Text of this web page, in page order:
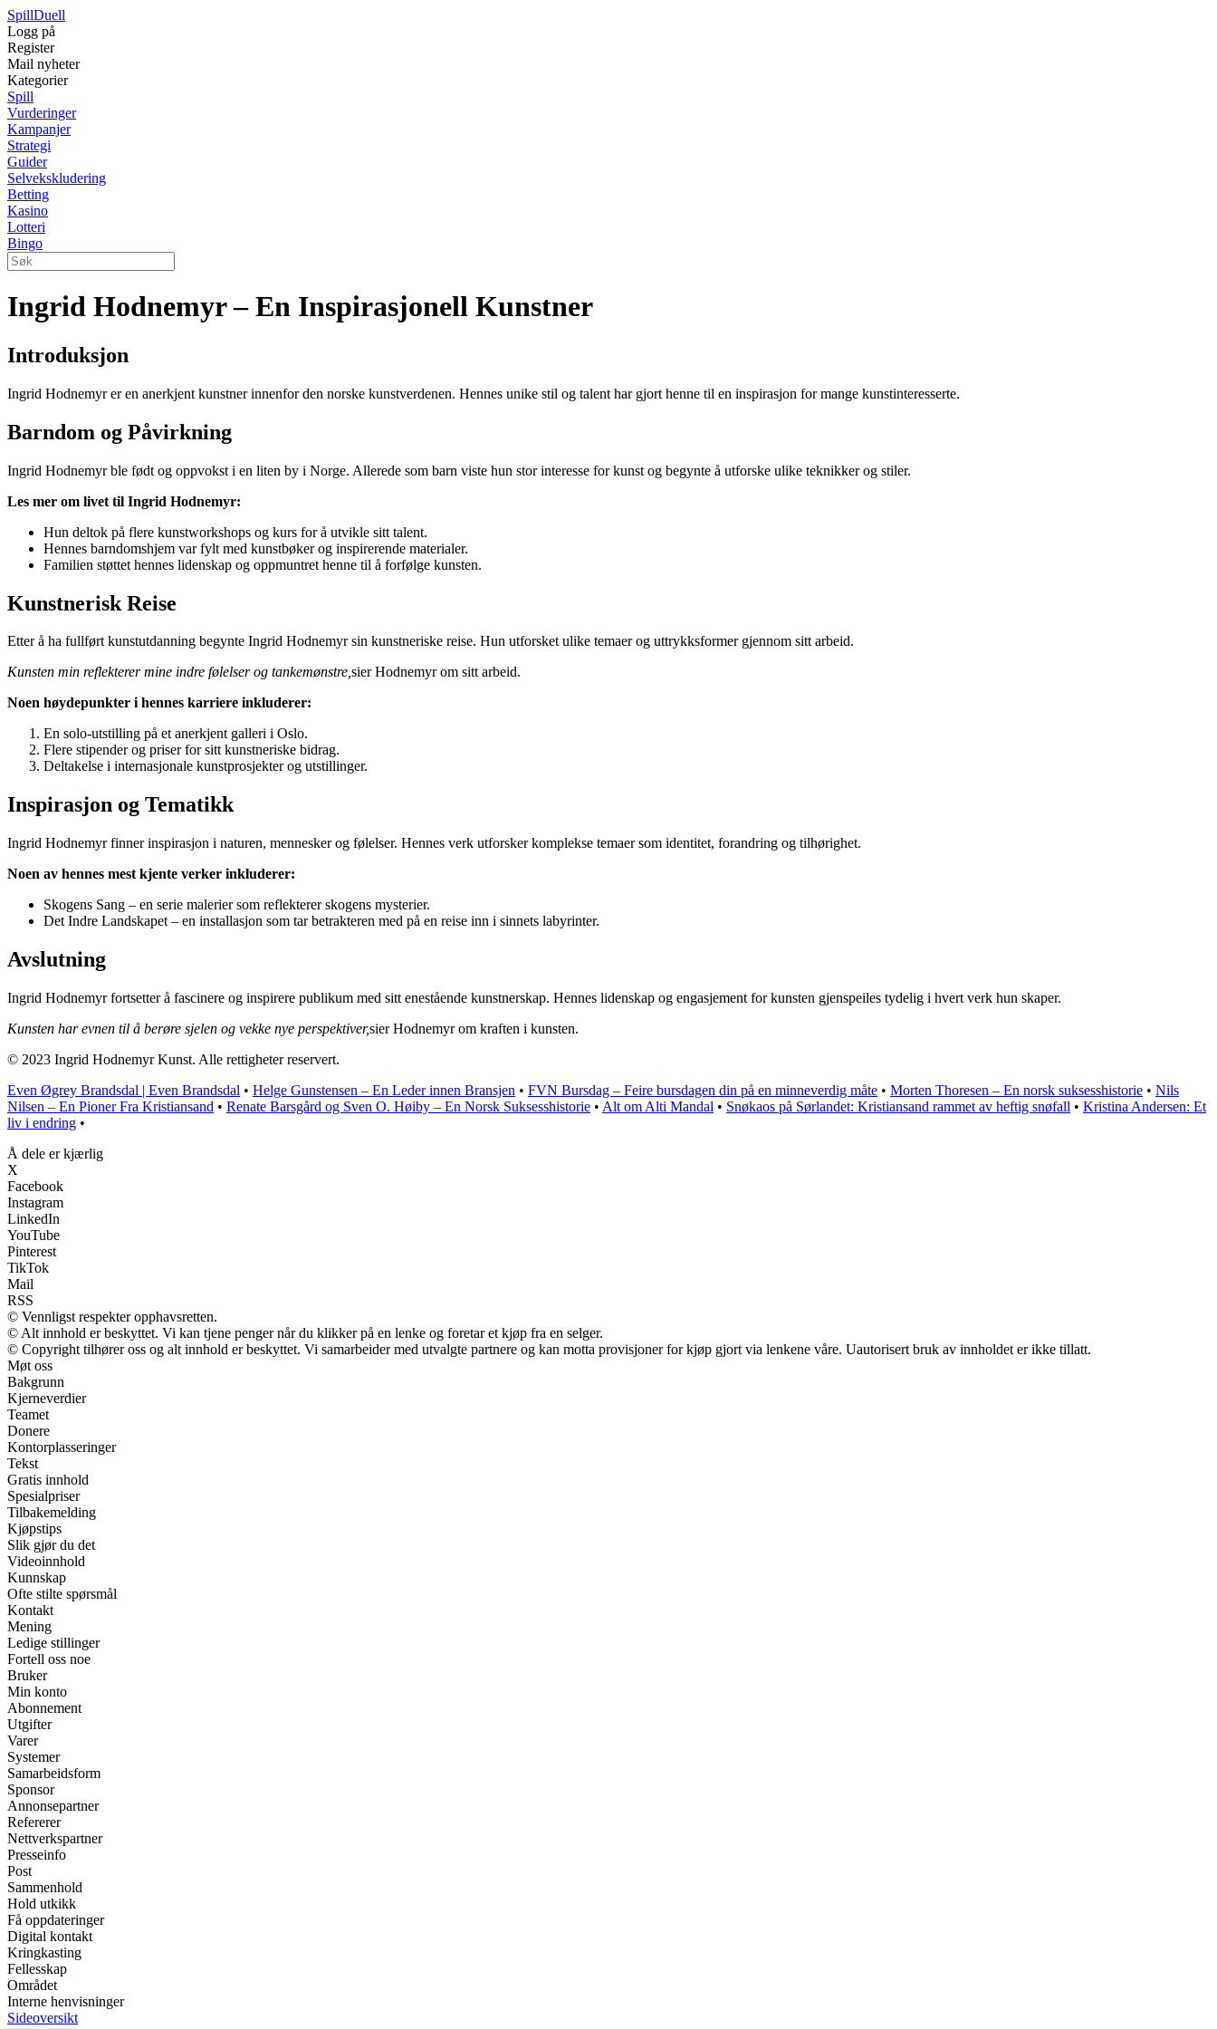
SpillDuell
Logg på
Register
Mail nyheter
Kategorier
Spill
Vurderinger
Kampanjer
Strategi
Guider
Selvekskludering
Betting
Kasino
Lotteri
Bingo
Ingrid Hodnemyr – En Inspirasjonell Kunstner
Introduksjon
Ingrid Hodnemyr er en anerkjent kunstner innenfor den norske kunstverdenen. Hennes unike stil og talent har gjort henne til en inspirasjon for mange kunstinteresserte.
Barndom og Påvirkning
Ingrid Hodnemyr ble født og oppvokst i en liten by i Norge. Allerede som barn viste hun stor interesse for kunst og begynte å utforske ulike teknikker og stiler.
Les mer om livet til Ingrid Hodnemyr:
Hun deltok på flere kunstworkshops og kurs for å utvikle sitt talent.
Hennes barndomshjem var fylt med kunstbøker og inspirerende materialer.
Familien støttet hennes lidenskap og oppmuntret henne til å forfølge kunsten.
Kunstnerisk Reise
Etter å ha fullført kunstutdanning begynte Ingrid Hodnemyr sin kunstneriske reise. Hun utforsket ulike temaer og uttrykksformer gjennom sitt arbeid.
Kunsten min reflekterer mine indre følelser og tankemønstre,sier Hodnemyr om sitt arbeid.
Noen høydepunkter i hennes karriere inkluderer:
En solo-utstilling på et anerkjent galleri i Oslo.
Flere stipender og priser for sitt kunstneriske bidrag.
Deltakelse i internasjonale kunstprosjekter og utstillinger.
Inspirasjon og Tematikk
Ingrid Hodnemyr finner inspirasjon i naturen, mennesker og følelser. Hennes verk utforsker komplekse temaer som identitet, forandring og tilhørighet.
Noen av hennes mest kjente verker inkluderer:
Skogens Sang – en serie malerier som reflekterer skogens mysterier.
Det Indre Landskapet – en installasjon som tar betrakteren med på en reise inn i sinnets labyrinter.
Avslutning
Ingrid Hodnemyr fortsetter å fascinere og inspirere publikum med sitt enestående kunstnerskap. Hennes lidenskap og engasjement for kunsten gjenspeiles tydelig i hvert verk hun skaper.
Kunsten har evnen til å berøre sjelen og vekke nye perspektiver,sier Hodnemyr om kraften i kunsten.
© 2023 Ingrid Hodnemyr Kunst. Alle rettigheter reservert.
Even Øgrey Brandsdal | Even Brandsdal • Helge Gunstensen – En Leder innen Bransjen • FVN Bursdag – Feire bursdagen din på en minneverdig måte • Morten Thoresen – En norsk suksesshistorie • Nils
Nilsen – En Pioner Fra Kristiansand • Renate Barsgård og Sven O. Høiby – En Norsk Suksesshistorie • Alt om Alti Mandal • Snøkaos på Sørlandet: Kristiansand rammet av heftig snøfall • Kristina Andersen: Et
liv i endring •
Å dele er kjærlig
X
Facebook
Instagram
LinkedIn
YouTube
Pinterest
TikTok
Mail
RSS
© Vennligst respekter opphavsretten.
© Alt innhold er beskyttet. Vi kan tjene penger når du klikker på en lenke og foretar et kjøp fra en selger.
© Copyright tilhører oss og alt innhold er beskyttet. Vi samarbeider med utvalgte partnere og kan motta provisjoner for kjøp gjort via lenkene våre. Uautorisert bruk av innholdet er ikke tillatt.
Møt oss
Bakgrunn
Kjerneverdier
Teamet
Donere
Kontorplasseringer
Tekst
Gratis innhold
Spesialpriser
Tilbakemelding
Kjøpstips
Slik gjør du det
Videoinnhold
Kunnskap
Ofte stilte spørsmål
Kontakt
Mening
Ledige stillinger
Fortell oss noe
Bruker
Min konto
Abonnement
Utgifter
Varer
Systemer
Samarbeidsform
Sponsor
Annonsepartner
Refererer
Nettverkspartner
Presseinfo
Post
Sammenhold
Hold utkikk
Få oppdateringer
Digital kontakt
Kringkasting
Fellesskap
Området
Interne henvisninger
Sideoversikt